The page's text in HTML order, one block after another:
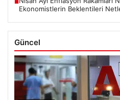
■
Ekonomistlerin Beklentileri
Güncel